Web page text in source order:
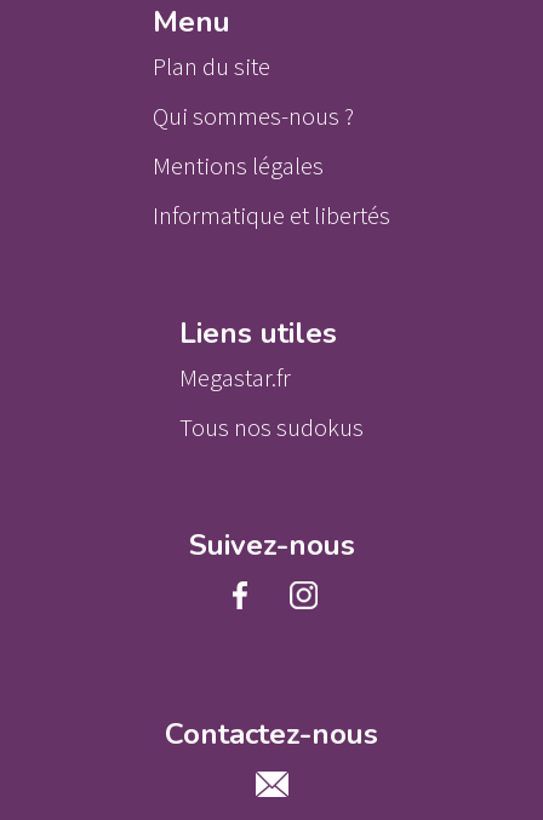
Menu
Plan du site
Qui sommes-nous ?
Mentions légales
Informatique et libertés
Liens utiles
Megastar.fr
Tous nos sudokus
Suivez-nous
Contactez-nous